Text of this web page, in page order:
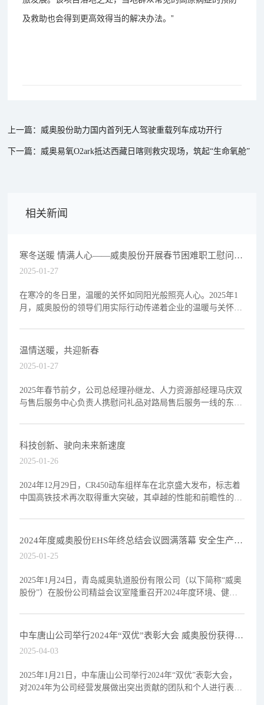
及救助也会得到更高效得当的解决办法。”
上一篇：威奥股份助力国内首列无人驾驶重载列车成功开行
下一篇：威奥易氧O2ark抵达西藏日喀则救灾现场，筑起“生命氧舱”
相关新闻
寒冬送暖 情满人心——威奥股份开展春节困难职工慰问活
动
2025-01-27
在寒冷的冬日里，温暖的关怀如同阳光般照亮人心。2025年1
月，威奥股份的领导们用实际行动传递着企业的温暖与关怀，
温情送暖，共迎新春
2025-01-27
2025年春节前夕，公司总经理孙继龙、人力资源部经理马庆双
与售后服务中心负责人携慰问礼品对路局售后服务一线的东北
科技创新、驶向未来新速度
2025-01-26
2024年12月29日，CR450动车组样车在北京盛大发布，标志着
中国高铁技术再次取得重大突破，其卓越的性能和前瞻性的设
2024年度威奥股份EHS年终总结会议圆满落幕 安全生产先
进集体与个人揭晓
2025-01-25
2025年1月24日，青岛威奥轨道股份有限公司（以下简称“威奥
股份”）在股份公司精益会议室隆重召开2024年度环境、健康
中车唐山公司举行2024年“双优”表彰大会 威奥股份获得优
秀合作供应商奖
2025-04-03
2025年1月21日，中车唐山公司举行2024年“双优”表彰大会，
对2024年为公司经营发展做出突出贡献的团队和个人进行表